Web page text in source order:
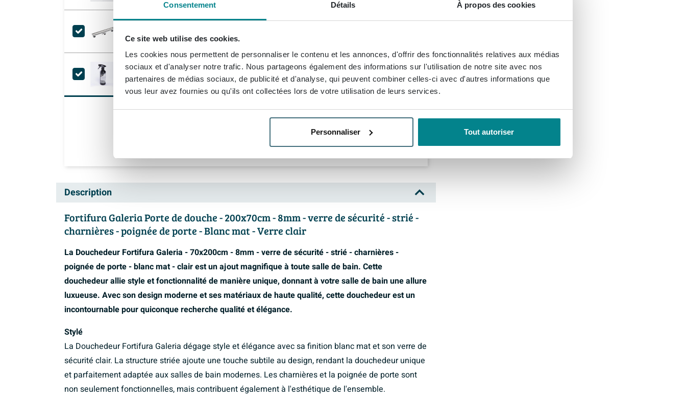
Consentement Détails À propos des cookies
Ce site web utilise des cookies.
Les cookies nous permettent de personnaliser le contenu et les annonces, d'offrir des fonctionnalités relatives aux médias
sociaux et d'analyser notre trafic. Nous partageons également des informations sur l'utilisation de notre site avec nos
partenaires de médias sociaux, de publicité et d'analyse, qui peuvent combiner celles-ci avec d'autres informations que
vous leur avez fournies ou qu'ils ont collectées lors de votre utilisation de leurs services.
Personnaliser Tout autoriser
Livraison dans les 3 joursAfficher plus d'options
1xFortifura Clean Produit de nettoyage - Nettoyant pour verre et miroir - 500ml
Livraisondans les 3 jours
10,99
Prix par set 1.243,95
Ajouter set au
panier d'achat
Description
Fortifura Galeria Porte de douche - 200x70cm - 8mm - verre de sécurité - strié -
charnières - poignée de porte - Blanc mat - Verre clair
La Douchedeur Fortifura Galeria - 70x200cm - 8mm - verre de sécurité - strié - charnières -
poignée de porte - blanc mat - clair est un ajout magnifique à toute salle de bain. Cette
douchedeur allie style et fonctionnalité de manière unique, donnant à votre salle de bain une allure
luxueuse. Avec son design moderne et ses matériaux de haute qualité, cette douchedeur est un
incontournable pour quiconque recherche qualité et élégance.
Stylé
La Douchedeur Fortifura Galeria dégage style et élégance avec sa finition blanc mat et son verre de
sécurité clair. La structure striée ajoute une touche subtile au design, rendant la douchedeur unique
et parfaitement adaptée aux salles de bain modernes. Les charnières et la poignée de porte sont
non seulement fonctionnelles, mais contribuent également à l'esthétique de l'ensemble.